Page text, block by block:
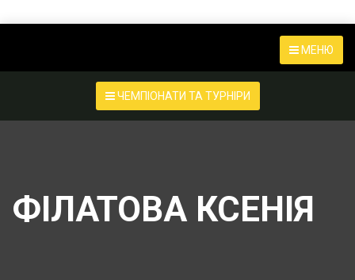
МЕНЮ
ЧЕМПІОНАТИ ТА ТУРНІРИ
ФІЛАТОВА КСЕНІЯ